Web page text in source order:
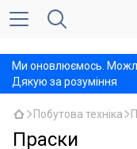
Ми оновлюємось.
Дякую за розуміння
Побутова техніка
Праски